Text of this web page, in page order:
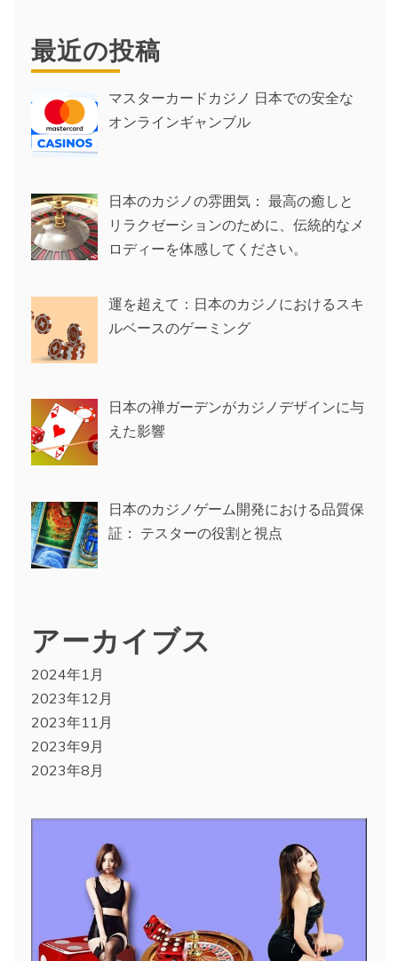
最近の投稿
マスターカードカジノ 日本での安全な
オンラインギャンブル
日本のカジノの雰囲気： 最高の癒しと
リラクゼーションのために、伝統的なメ
ロディーを体感してください。
運を超えて：日本のカジノにおけるスキ
ルベースのゲーミング
日本の禅ガーデンがカジノデザインに与
えた影響
日本のカジノゲーム開発における品質保
証： テスターの役割と視点
アーカイブス
2024年1月
2023年12月
2023年11月
2023年9月
2023年8月